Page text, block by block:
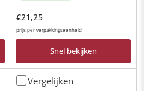
Normale
prijs
€21,25
prijs per verpakkingseenheid
Snel bekijken
Vergelijken